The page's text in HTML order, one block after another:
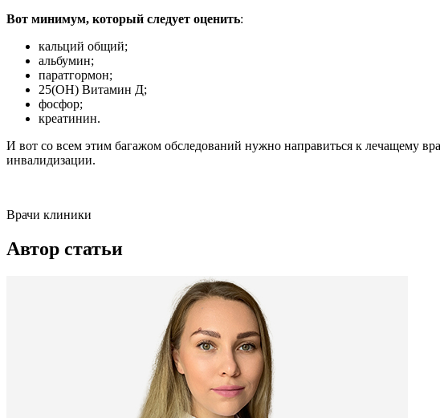
Вот минимум, который следует оценить:
кальций общий;
альбумин;
паратгормон;
25(ОН) Витамин Д;
фосфор;
креатинин.
И вот со всем этим багажом обследований нужно направиться к лечащему
инвалидизации.
Врачи клиники
Автор статьи